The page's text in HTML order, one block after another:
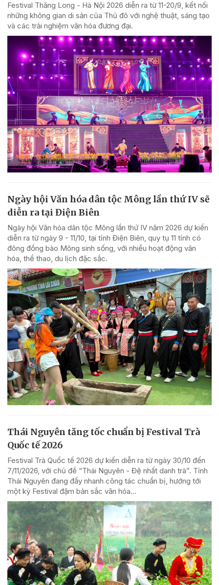
Festival Thăng Long - Hà Nội 2026 diễn ra từ 11-20/9, kết nối
những không gian di sản của Thủ đô với nghệ thuật, sáng tạo
và các trải nghiệm văn hóa đương đại.
Ngày hội Văn hóa dân tộc Mông lần thứ IV sẽ
diễn ra tại Điện Biên
Ngày hội Văn hóa dân tộc Mông lần thứ IV năm 2026 dự kiến
diễn ra từ ngày 9 - 11/10, tại tỉnh Điện Biên, quy tụ 11 tỉnh có
đông đồng bào Mông sinh sống, với nhiều hoạt động văn
hóa, thể thao, du lịch đặc sắc.
Thái Nguyên tăng tốc chuẩn bị Festival Trà
Quốc tế 2026
Festival Trà Quốc tế 2026 dự kiến diễn ra từ ngày 30/10 đến
7/11/2026, với chủ đề “Thái Nguyên - Đệ nhất danh trà”. Tỉnh
Thái Nguyên đang đẩy nhanh công tác chuẩn bị, hướng tới
một kỳ Festival đậm bản sắc văn hóa...